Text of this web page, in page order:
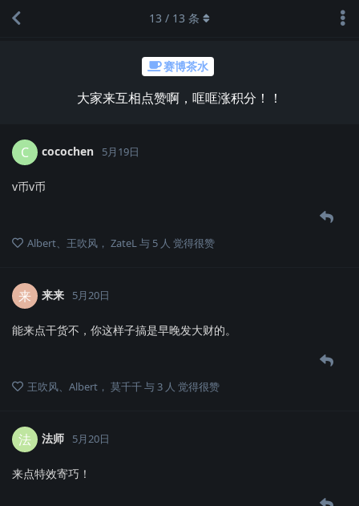
赛博茶水
大家来互相点赞啊，哐哐涨积分！！
13 / 13 条
C cocochen 5月19日
v币v币
Albert、 王吹风 ， ZateL与 5 人 觉得很赞
来 来来 5月20日
能来点干货不，你这样子搞是早晚发大财的。
王吹风、 Albert ， 莫千千与3 人 觉得很赞
法 法师 5月20日
来点特效寄巧！